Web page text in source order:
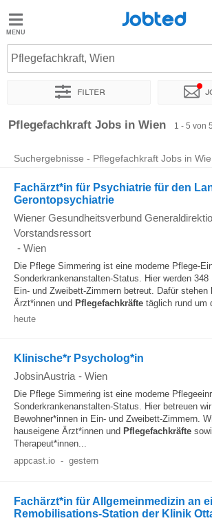
Jobted
Jobs
Jobted
Pflegefachkraft, Wien
Filter
Sortieren nach Genauer Standort
Pflegefachkraft Jobs in Wien 1 - 5 von 5
Suchergebnisse - Pflegefachkraft Jobs in
Fachärzt*in für Psychiatrie für den
Gerontopsychiatrie
Wiener Gesundheitsverbund
Vorstandsressort
- Wien
Die Pflege Simmering ist eine moderne Pflege-
Sonderkrankenanstalten-Status. Hier werden 348
Ein- und Zweibett-Zimmern betreut. Dafür stehen
Ärzt*innen und Pflegefachkräfte täglich rund um
heute
Klinische*r Psycholog*in
JobsinAustria - Wien
Die Pflege Simmering ist eine moderne
Sonderkrankenanstalten-Status. Hier betreuen
Bewohner*innen in Ein- und Zweibett-Zimmern.
hauseigene Ärzt*innen und Pflegefachkräfte
Therapeut*innen...
appcast.io - gestern
Fachärzt*in für Allgemeinmedizin an
Remobilisations-Station der Klinik